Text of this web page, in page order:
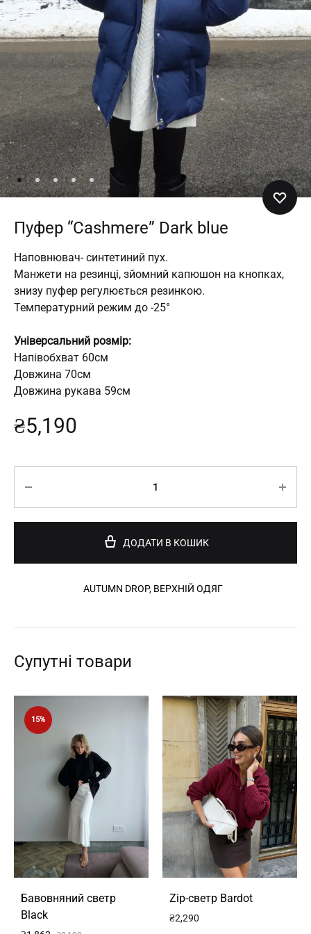
Пуфер “Cashmere” Dark blue
Наповнювач- синтетиний пух.
Манжети на резинці, зйомний капюшон на кнопках,
знизу пуфер регулюється резинкою.
Температурний режим до -25°
Універсальний розмір:
Напівобхват 60см
Довжина 70см
Довжина рукава 59см
₴5,190
ДОДАТИ В КОШИК
AUTUMN DROP​, ВЕРХНІЙ ОДЯГ
Супутні товари
15%
Бавовняний светр
Black
Zip-светр Bardot
₴2,290